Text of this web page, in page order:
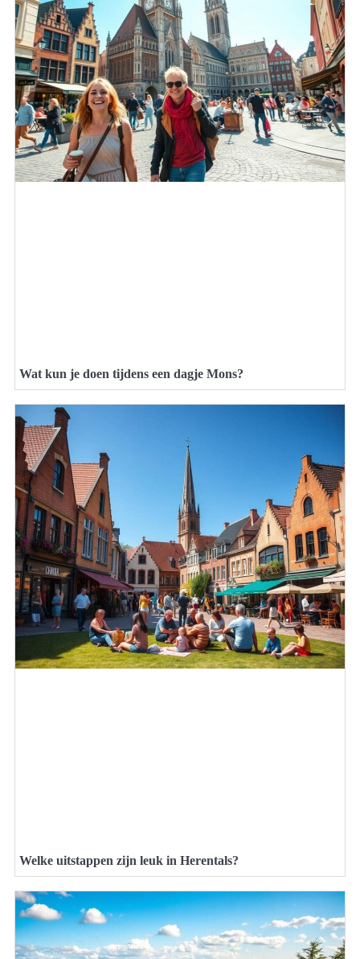
Wat kun je doen tijdens een dagje Mons?
Welke uitstappen zijn leuk in Herentals?